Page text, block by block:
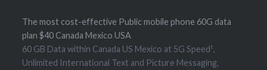
The most cost-effective Public mobile phone 60G data
plan $40 Canada Mexico USA
60 GB Data within Canada US Mexico at 5G Speed¹,
Unlimited International Text and Picture Messaging,